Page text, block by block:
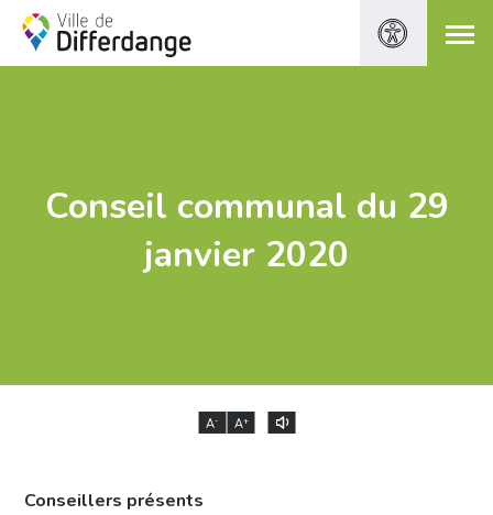
Conseil communal du 29
janvier 2020
A- A+
Conseillers présents